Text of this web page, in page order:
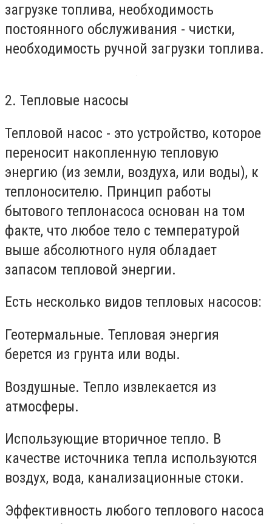
загрузке топлива, необходимость
постоянного обслуживания - чистки,
необходимость ручной загрузки топлива.
2. Тепловые насосы
Тепловой насос - это устройство, которое
переносит накопленную тепловую
энергию (из земли, воздуха, или воды), к
теплоносителю. Принцип работы
бытового теплонасоса основан на том
факте, что любое тело с температурой
выше абсолютного нуля обладает
запасом тепловой энергии.
Есть несколько видов тепловых насосов:
Геотермальные. Тепловая энергия
берется из грунта или воды.
Воздушные. Тепло извлекается из
атмосферы.
Использующие вторичное тепло. В
качестве источника тепла используются
воздух, вода, канализационные стоки.
Эффективность любого теплового насоса